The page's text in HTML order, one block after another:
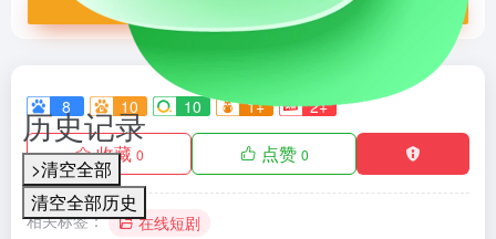
历史记录
>清空全部
清空全部历史
8
10
-
10 1+ 2+
收藏 0 点赞 0
相关标签： 在线短剧